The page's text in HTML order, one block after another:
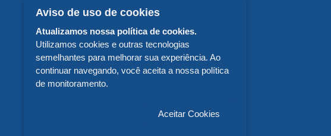
Aviso de uso de cookies
Atualizamos nossa política de cookies.
Utilizamos cookies e outras tecnologias
semelhantes para melhorar sua experiência. Ao
continuar navegando, você aceita a nossa política
de monitoramento.
Aceitar Cookies